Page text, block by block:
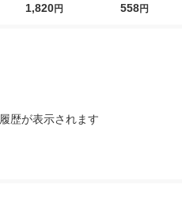
ン
SSS〜S パンツ 超
1,820円
ットティシュ
558円
歴が表示されます